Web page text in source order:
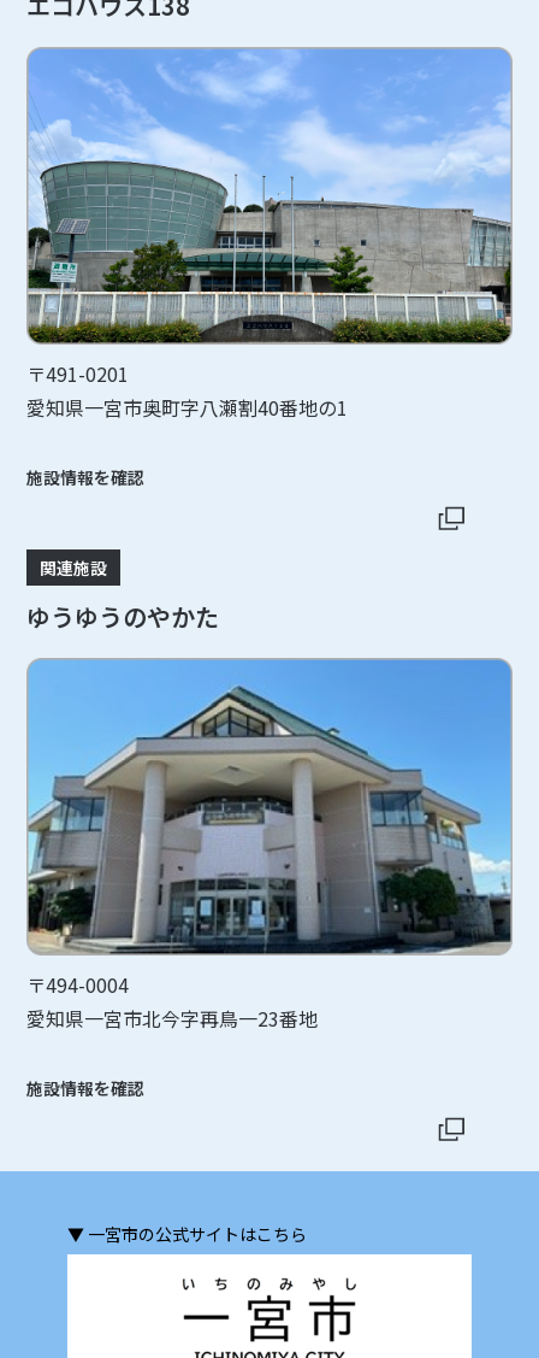
〒491-0201
愛知県一宮市奥町字八瀬割40番地の1
施設情報を確認
関連施設
ゆうゆうのやかた
〒494-0004
愛知県一宮市北今字再鳥一23番地
施設情報を確認
▼ 一宮市の公式サイトはこちら